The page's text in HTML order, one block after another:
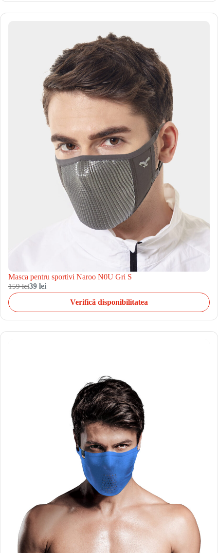
Masca pentru sportivi Naroo N0U Gri S
159 lei39 lei
Verifică disponibilitatea